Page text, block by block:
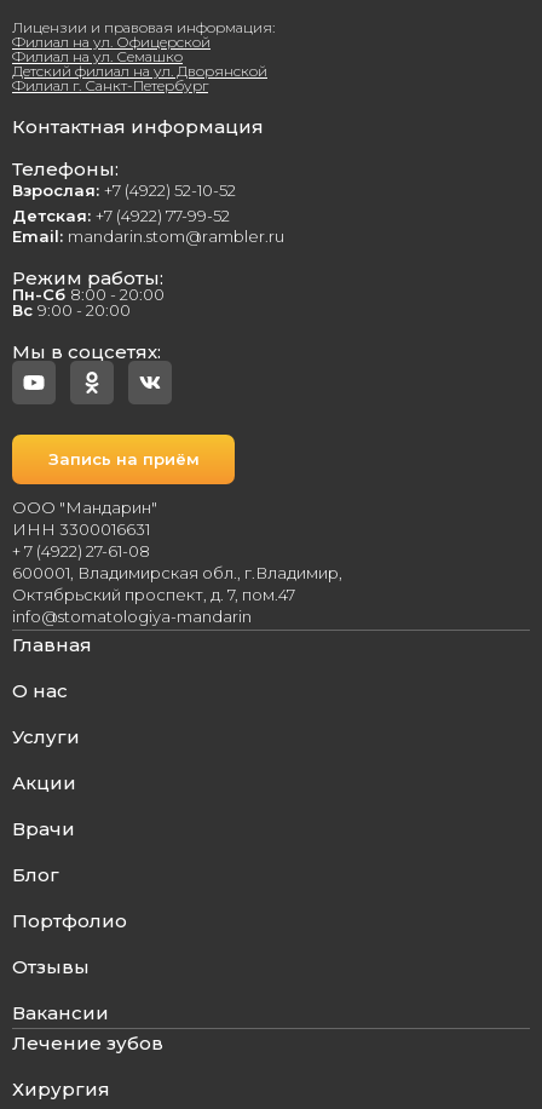
Лицензии и правовая информация:
Филиал на ул. Офицерской
Филиал на ул. Семашко
Детский филиал на ул. Дворянской
Филиал г. Санкт-Петербург
Главная
О нас
Услуги
Акции
Врачи
Блог
Портфолио
Отзывы
Вакансии
Лечение зубов
Хирургия
Контактная информация
Телефоны:
Взрослая: +7 (4922) 52-10-52
Детская: +7 (4922) 77-99-52
Email: mandarin.stom@rambler.ru
Режим работы:
Пн-Сб 8:00 - 20:00
Вс 9:00 - 20:00
Мы в соцсетях:
Запись на приём
ООО "Мандарин"
ИНН 3300016631
+ 7 (4922) 27-61-08
600001, Владимирская обл., г.Владимир,
Октябрьский проспект, д. 7, пом.47
info@stomatologiya-mandarin